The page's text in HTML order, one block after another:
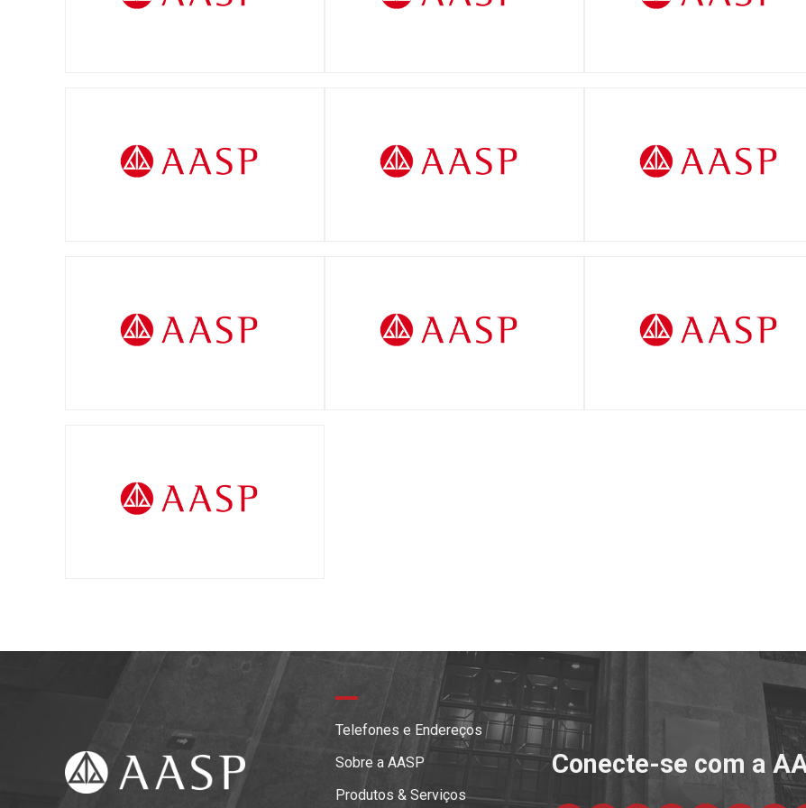
Telefones e Endereços
Sobre a AASP
Produtos & Serviços
Conecte-se com a